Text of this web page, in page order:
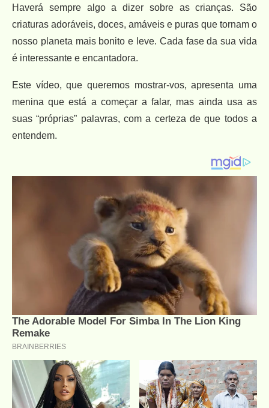
Haverá sempre algo a dizer sobre as crianças. São
criaturas adoráveis, doces, amáveis e puras que tornam o
nosso planeta mais bonito e leve. Cada fase da sua vida
é interessante e encantadora.
Este vídeo, que queremos mostrar-vos, apresenta uma
menina que está a começar a falar, mas ainda usa as
suas “próprias” palavras, com a certeza de que todos a
entendem.